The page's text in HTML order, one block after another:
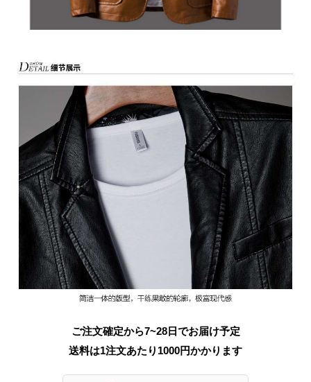
ご注文確定から7~28日でお届け予定
送料は1注文あたり 1000円かかります